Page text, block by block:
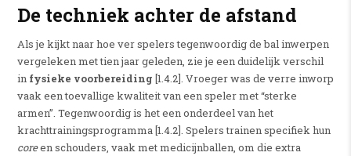
De techniek achter de afstand
Als je kijkt naar hoe ver spelers tegenwoordig de bal inwerpen
vergeleken met tien jaar geleden, zie je een duidelijk verschil
in fysieke voorbereiding [1.4.2]. Vroeger was de verre inworp
vaak een toevallige kwaliteit van een speler met “sterke
armen”. Tegenwoordig is het een onderdeel van het
krachttrainingsprogramma [1.4.2]. Spelers trainen specifiek hun
coreen schouders, vaak met medicijnballen, om die extra